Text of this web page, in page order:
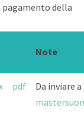
della
Note
pdf
Da inviare a